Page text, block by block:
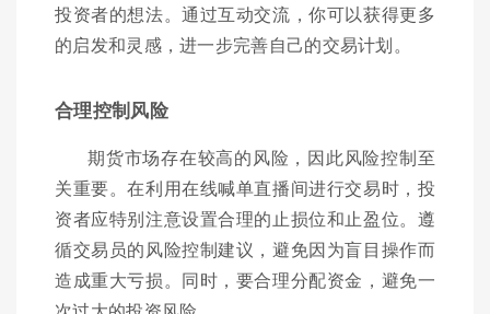
投资者的想法。通过互动交流，你可以获得更多
的启发和灵感，进一步完善自己的交易计划。
合理控制风险
期货市场存在较高的风险，因此风险控制至
关重要。在利用在线喊单直播间进行交易时，投
资者应特别注意设置合理的止损位和止盈位。遵
循交易员的风险控制建议，避免因为盲目操作而
造成重大亏损。同时，要合理分配资金，避免一